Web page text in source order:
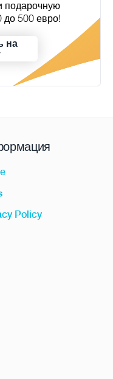
подарочную
до 500 евро!
на
Policy